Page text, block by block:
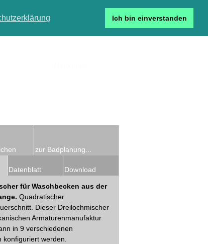
Ich bin einverstanden
zur Badplanung...
Datenblatt Download
für Waschbecken aus der
Quadratischer
Dieser Dreilochmischer
Armaturenmanufaktur
in 9 verschiedenen
konfiguriert werden.